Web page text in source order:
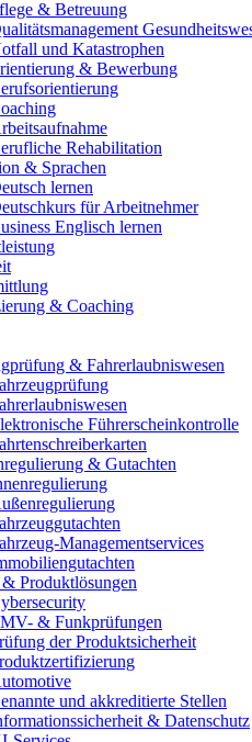
& Betreuung
und Katastrophen
& Bewerbung
Rehabilitation
& Sprachen
lernen
für Arbeitnehmer
Englisch lernen
& Coaching
& Fahrerlaubniswesen
Führerscheinkontrolle
& Gutachten
Managementservices
Produktlösungen
& Funkprüfungen
der Produktsicherheit
und akkreditierte Stellen
& Datenschutz